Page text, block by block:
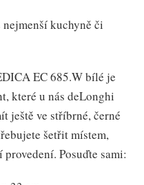
kuchyně či
EC 685.W bílé je
které u nás deLonghi
ještě ve stříbrné, černé
šetřit místem,
Posuďte sami: